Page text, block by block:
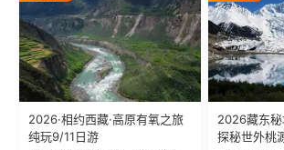
2026·相约西藏·高原有氧之旅
纯玩9/11日游
2026藏东秘
探秘世外桃